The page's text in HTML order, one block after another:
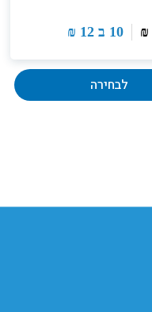
₪ 10 ב ₪ 12
לבחירה